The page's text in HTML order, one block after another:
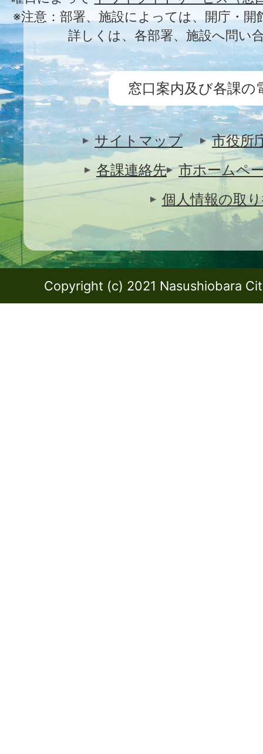
※注意：部署、施設によっては、開庁・
詳しくは、各部署、施設へ問い
窓口案内及び各課の
サイトマップ
市役所
各課連絡先
市ホームペ
個人情報の取
Copyright (c) 2021 Nasushiobara